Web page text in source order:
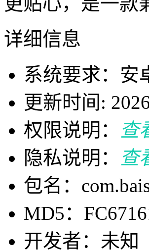
详细信息
系统要求：安
更新时间:
权限说明：
查
隐私说明：
查
包名：
MD5：
开发者：未知